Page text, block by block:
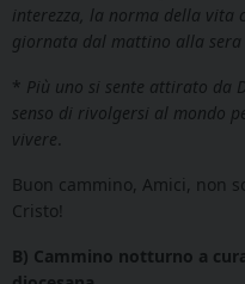
interezza, la norma della vita
giornata dal mattino alla sera ..
* Più uno si sente attirato da
senso di rivolgersi al mondo
vivere
Buon cammino, Amici, non
Cristo!
B) Cammino notturno a